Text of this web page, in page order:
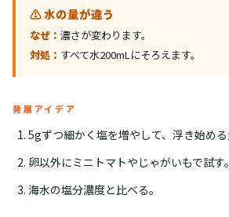
⚠️ 水の量が違う
なぜ： 濃さが変わります。
対処： すべて水200mLにそろえます。
発展アイデア
5gずつ細かく塩を増やして、浮き始める
卵以外にミニトマトやじゃがいもで試す。
海水の塩分濃度と比べる。